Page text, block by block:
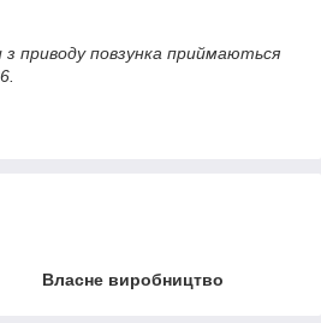
з приводу повзунка приймаються
Власне виробництво